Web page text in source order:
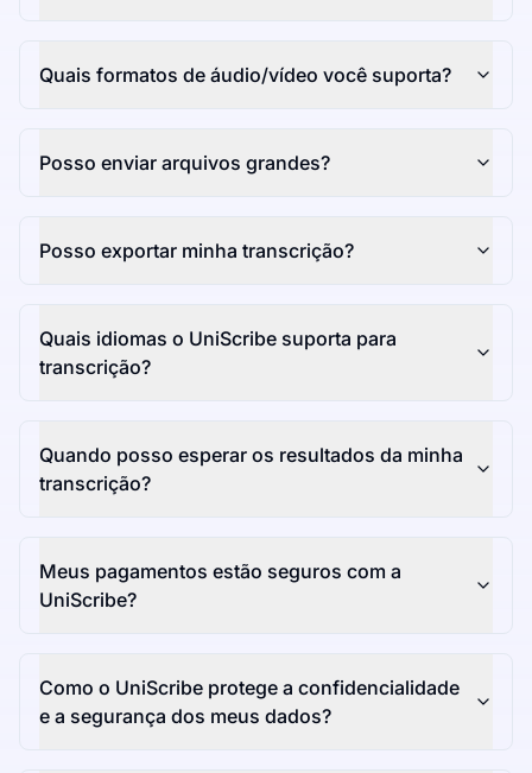
Quais formatos de áudio/vídeo você suporta?
Posso enviar arquivos grandes?
Posso exportar minha transcrição?
Quais idiomas o UniScribe suporta para
transcrição?
Quando posso esperar os resultados da minha
transcrição?
Meus pagamentos estão seguros com a
UniScribe?
Como o UniScribe protege a confidencialidade
e a segurança dos meus dados?